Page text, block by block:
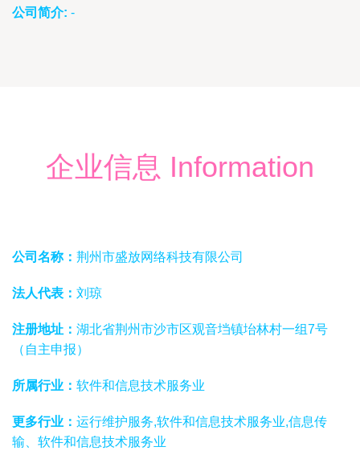
公司简介: -
企业信息 Information
公司名称： 荆州市盛放网络科技有限公司
法人代表： 刘琼
注册地址： 湖北省荆州市沙市区观音垱镇坮林村一组7号
（自主申报）
所属行业： 软件和信息技术服务业
更多行业： 运行维护服务,软件和信息技术服务业,信息传
输、软件和信息技术服务业